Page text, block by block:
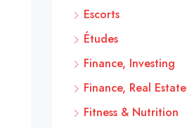
Escorts
Études
Finance, Investing
Finance, Real Estate
Fitness & Nutrition